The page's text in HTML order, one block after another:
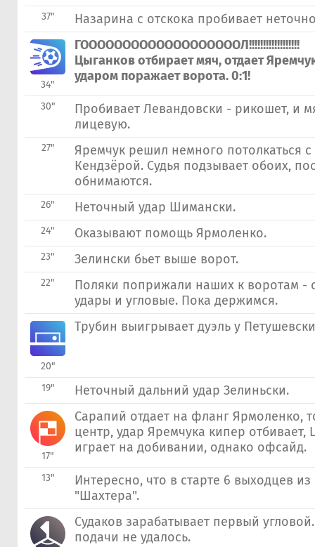
37" Назарина с отскока пробивает
34"
ГОООООООООООООООООООЛ!!!!!!!!!!!!!!!!!!
Цыганков отбирает мяч, отдает
ударом поражает ворота. 0:1!
30"
Пробивает Левандовски - рикошет, и
лицевую.
27"
Яремчук решил немного потолкаться
Кендзёрой. Судья подзывает обоих,
обнимаются.
26" Неточный удар Шимански.
24" Оказывают помощь Ярмоленко.
23" Зелински бьет выше ворот.
22"
Поляки поприжали наших к воротам -
удары и угловые. Пока держимся.
20"
Трубин выигрывает дуэль у
19" Неточный дальний удар Зелиньски.
17"
Сарапий отдает на фланг Ярмоленко,
центр, удар Яремчука кипер отбивает,
играет на добивании, однако офсайд.
13"
Интересно, что в старте 6 выходцев
"Шахтера".
Судаков зарабатывает первый
подачи не удалось.